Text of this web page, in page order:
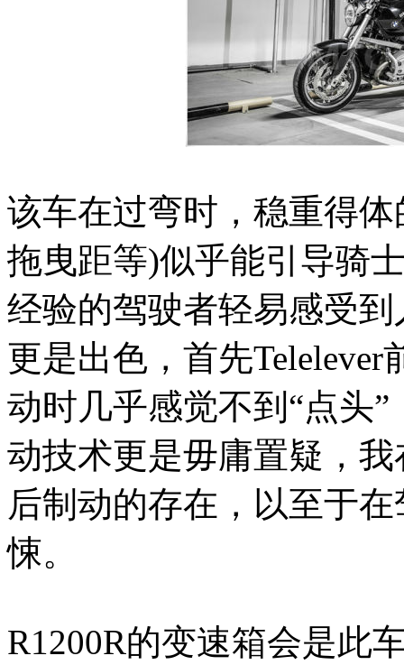
该车在过弯时，稳重得
拖曳距等)似乎能引导骑
经验的驾驶者轻易感受
更是出色，首先
动时几乎感觉不到“点头
动技术更是毋庸置疑，
后制动的存在，以至于
悚。
R1200R的变速箱会是此